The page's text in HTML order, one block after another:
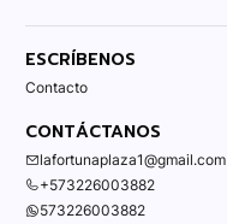
ESCRÍBENOS
Contacto
CONTÁCTANOS
lafortunaplaza1@gmail.com
+573226003882
573226003882